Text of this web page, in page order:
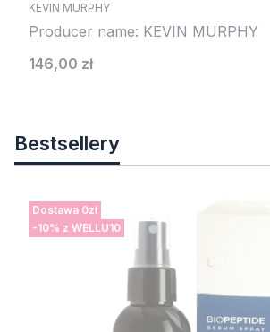
KEVIN MURPHY
Producer name: KEVIN MURPHY
Cena
146,00 zł
Bestsellery
Dostawa 0zł
-10% z WELLU10